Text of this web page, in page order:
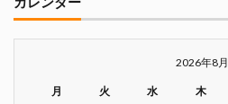
2026年8月
月 火 水 木